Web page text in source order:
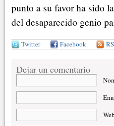
punto a su favor ha sido
del desaparecido genio
Twitter Facebook
Dejar un comentario